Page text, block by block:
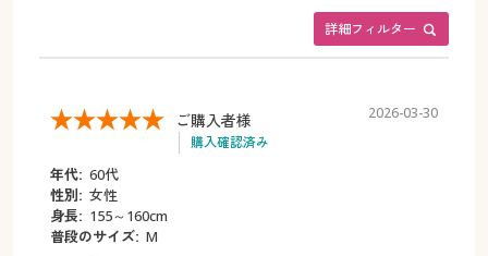
詳細フィルター
ご購入者様
購入確認済み
2026-03-30
年代: 60代
性別: 女性
身長: 155～160cm
普段のサイズ: M